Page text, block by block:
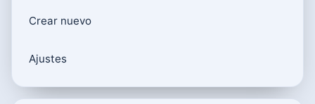
Crear nuevo
Ajustes